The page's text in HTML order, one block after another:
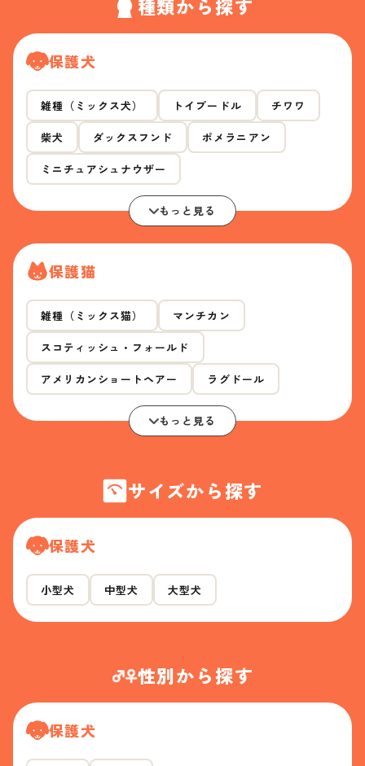
種類から探す
保護犬
雑種（ミックス犬） トイプードル チワワ
柴犬 ダックスフンド ポメラニアン
ミニチュアシュナウザー
もっと見る
保護猫
雑種（ミックス猫） マンチカン
スコティッシュ・フォールド
アメリカンショートヘアー ラグドール
もっと見る
サイズから探す
保護犬
小型犬 中型犬 大型犬
性別から探す
保護犬